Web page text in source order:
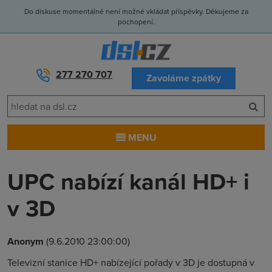
Do diskuse momentálně není možné vkládat příspěvky. Děkujeme za
pochopení.
277 270 707 Zavoláme zpátky
MENU
UPC nabízí kanál HD+ i
v 3D
Anonym (9.6.2010 23:00:00)
Televizní stanice HD+ nabízející pořady v 3D je dostupná v